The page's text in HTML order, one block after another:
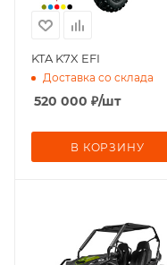
KTA K7X EFI
Доставка со склада
520 000 ₽/шт
В КОРЗИНУ